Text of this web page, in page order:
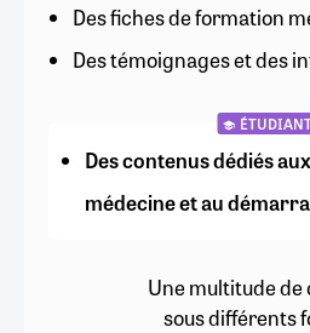
Des fiches de formation
Des témoignages et des
Des contenus dédiés
médecine et au
Une multitude de
sous différents